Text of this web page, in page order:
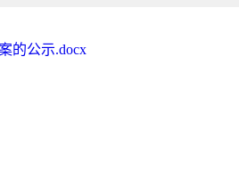
的公示.docx